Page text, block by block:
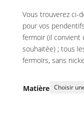
Vous trouverez ci-
pour vos
fermoir (il convient
souhaitée) ; tous
fermoirs, sans
Matière